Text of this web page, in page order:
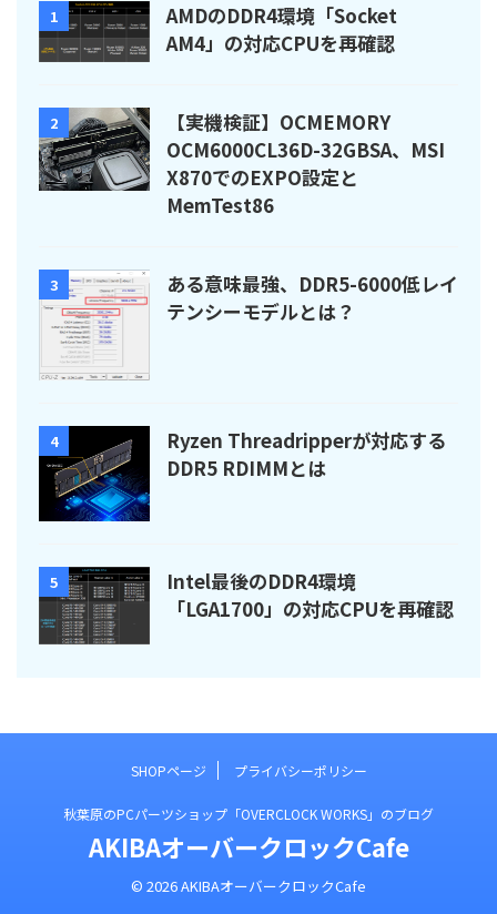
1
AMDのDDR4環境「Socket
AM4」の対応CPUを再確認
2
【実機検証】OCMEMORY
OCM6000CL36D-32GBSA、MSI
X870でのEXPO設定と
MemTest86
3
ある意味最強、DDR5-6000低レイ
テンシーモデルとは？
4
Ryzen Threadripperが対応する
DDR5 RDIMMとは
5
Intel最後のDDR4環境
「LGA1700」の対応CPUを再確認
SHOPページ プライバシーポリシー
秋葉原のPCパーツショップ「OVERCLOCK WORKS」のブログ
AKIBAオーバークロックCafe
© 2026 AKIBAオーバークロックCafe